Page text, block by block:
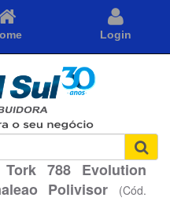
Login
788 Evolution
Polivisor
(Cód.